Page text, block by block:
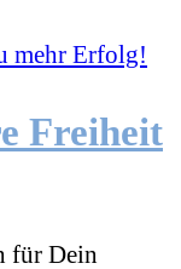
Freiheit
für Dein